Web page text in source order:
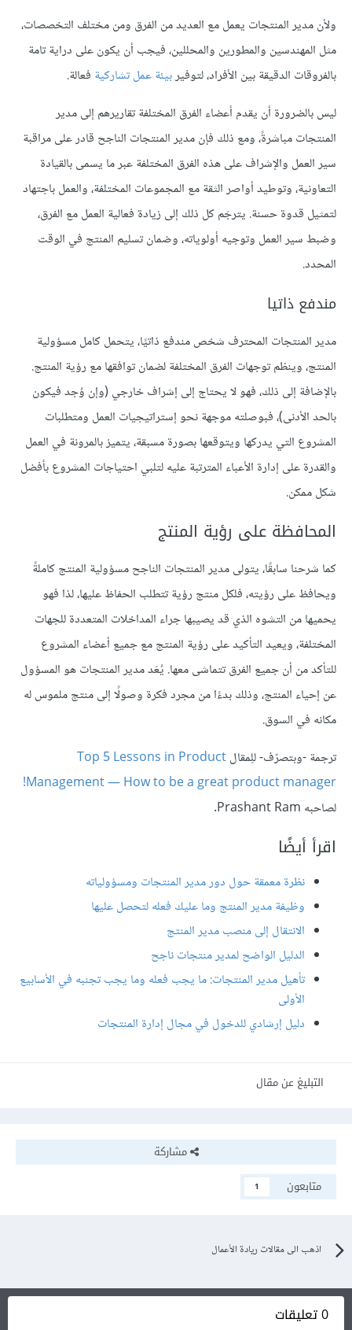
ولأن مدير المنتجات يعمل مع العديد من الفرق ومن مختلف التخصصات،
مثل المهندسين والمطورين والمحللين، فيجب أن يكون على دراية تامة
بالفروقات الدقيقة بين الأفراد، لتوفيربيئة عمل تشاركية فعالة.
ليس بالضرورة أن يقدم أعضاء الفرق المختلفة تقاريرهم إلى مدير
المنتجات مباشرةً، ومع ذلك فإن مدير المنتجات الناجح قادر على مراقبة
سير العمل والإشراف على هذه الفرق المختلفة عبر ما يسمى بالقيادة
التعاونية، وتوطيد أواصر الثقة مع المجموعات المختلفة، والعمل باجتهاد
لتمثيل قدوة حسنة. يترجَم كل ذلك إلى زيادة فعالية العمل مع الفرق،
وضبط سير العمل وتوجيه أولوياته، وضمان تسليم المنتج في الوقت
المحدد.
مندفع ذاتيا
مدير المنتجات المحترف شخص مندفع ذاتيًا، يتحمل كامل مسؤولية
المنتج، وينظم توجهات الفرق المختلفة لضمان توافقها مع رؤية المنتج.
بالإضافة إلى ذلك، فهو لا يحتاج إلى إشراف خارجي (وإن وُجد فيكون
بالحد الأدنى)، فبوصلته موجهة نحو إستراتيجيات العمل ومتطلبات
المشروع التي يدركها ويتوقعها بصورة مسبقة، يتميز بالمرونة في العمل
والقدرة على إدارة الأعباء المترتبة عليه لتلبي احتياجات المشروع بأفضل
شكل ممكن.
المحافظة على رؤية المنتج
كما شرحنا سابقًا، يتولى مدير المنتجات الناجح مسؤولية المنتج كاملةً
ويحافظ على رؤيته، فلكل منتج رؤية تتطلب الحفاظ عليها، لذا فهو
يحميها من التشوه الذي قد يصيبها جراء المداخلات المتعددة للجهات
المختلفة، ويعيد التأكيد على رؤية المنتج مع جميع أعضاء المشروع
للتأكد من أن جميع الفرق تتماشى معها. يُعَد مدير المنتجات هو المسؤول
عن إحياء المنتج، وذلك بدءًا من مجرد فكرة وصولًا إلى منتج ملموس له
مكانه في السوق.
ترجمة -وبتصرّف- للِمقالTop 5 Lessons in Product
Management — How to be a great product manager!
لصاحبه Prashant Ram.
اقرأ أيضًا
نظرة معمقة حول دور مدير المنتجات ومسؤولياته
وظيفة مدير المنتج وما عليك فعله لتحصل عليها
الانتقال إلى منصب مدير المنتج
الدليل الواضح لمدير منتجات ناجح
تأهيل مدير المنتجات: ما يجب فعله وما يجب تجنبه في الأسابيع
الأولى
دليل إرشادي للدخول في مجال إدارة المنتجات
التبليغ عن مقال
مشاركة
متابعون
1
اذهب الى مقالات ريادة الأعمال
0 تعليقات